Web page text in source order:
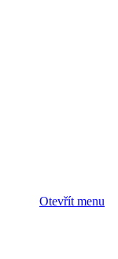
Otevřít menu